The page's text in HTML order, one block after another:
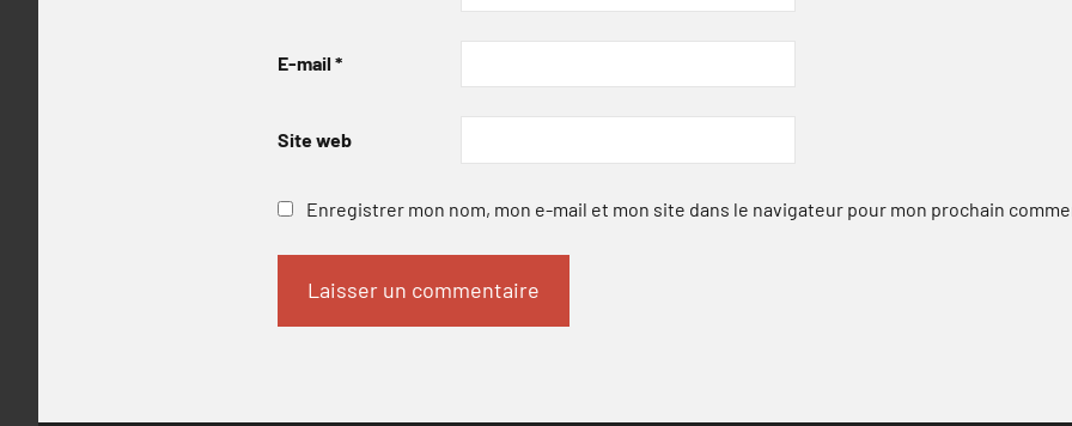
E-mail *
Site web
Enregistrer mon nom, mon e-mail et mon site dans le navigateur pour mon prochain